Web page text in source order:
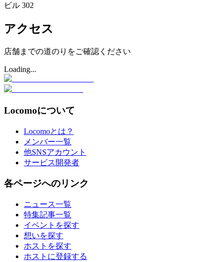
ビル 302
アクセス
店舗までの道のりをご確認ください
Loading...
Locomoについて
Locomoとは？
メンバー一覧
他SNSアカウント
サービス開発者
各ページへのリンク
ニュース一覧
特集記事一覧
イベントを探す
想いを探す
ホストを探す
ホストに登録する